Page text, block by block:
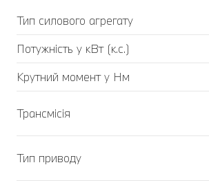
Тип силового агрегату
Потужність у кВт (к.с.)
Крутний момент у Нм
Трансмісія
Тип приводу